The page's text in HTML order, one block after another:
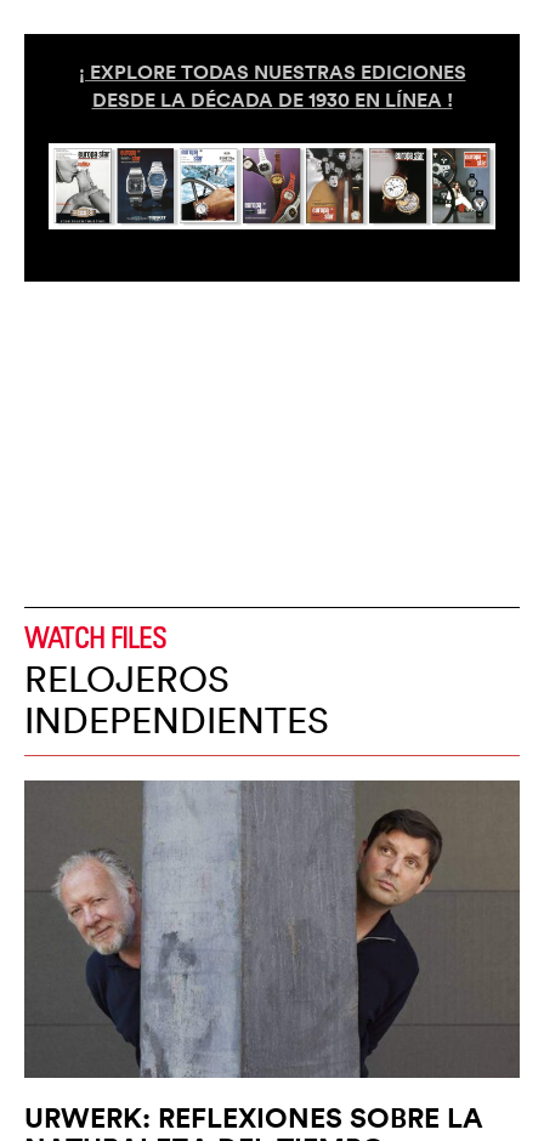
¡ EXPLORE TODAS NUESTRAS EDICIONES
DESDE LA DÉCADA DE 1930 EN LÍNEA !
WATCH FILES
RELOJEROS
INDEPENDIENTES
URWERK: REFLEXIONES SOBRE LA